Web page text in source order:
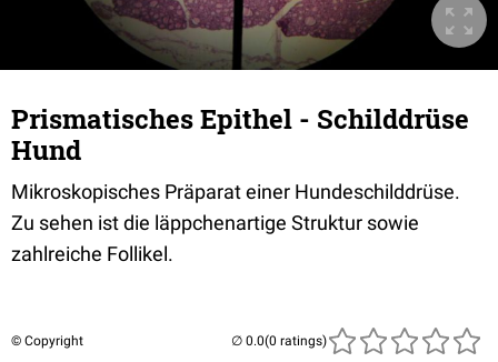
Prismatisches Epithel - Schilddrüse
Hund
Mikroskopisches Präparat einer Hundeschilddrüse.
Zu sehen ist die läppchenartige Struktur sowie
zahlreiche Follikel.
© Copyright (0 ratings)